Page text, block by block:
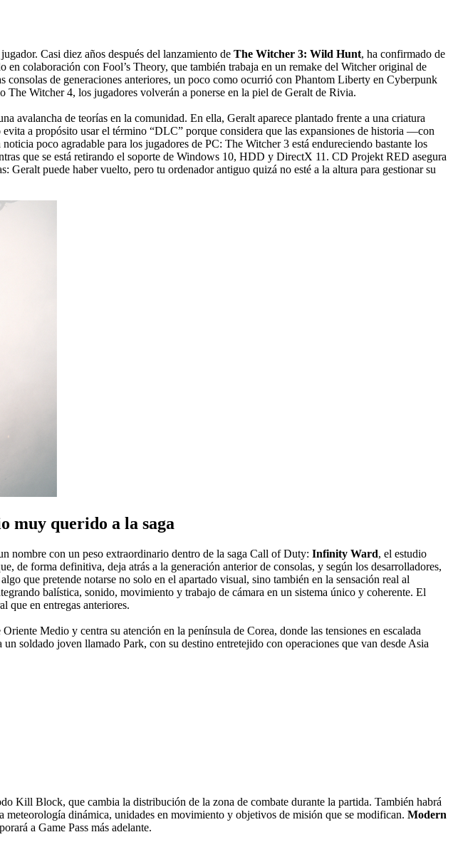
Casi diez años después del lanzamiento de The Witcher 3: Wild Hunt, ha confirmado de
en colaboración con Fool’s Theory, que también trabaja en un remake del Witcher original de
de generaciones anteriores, un poco como ocurrió con Phantom Liberty en Cyberpunk
Witcher 4, los jugadores volverán a ponerse en la piel de Geralt de Rivia.
avalancha de teorías en la comunidad. En ella, Geralt aparece plantado frente a una criatura
a propósito usar el término “DLC” porque considera que las expansiones de historia —con
poco agradable para los jugadores de PC: The Witcher 3 está endureciendo bastante los
que se está retirando el soporte de Windows 10, HDD y DirectX 11. CD Projekt RED asegura
puede haber vuelto, pero tu ordenador antiguo quizá no esté a la altura para gestionar su
muy querido a la saga
nombre con un peso extraordinario dentro de la saga Call of Duty: Infinity Ward, el estudio
de forma definitiva, deja atrás a la generación anterior de consolas, y según los desarrolladores,
que pretende notarse no solo en el apartado visual, sino también en la sensación real al
balística, sonido, movimiento y trabajo de cámara en un sistema único y coherente. El
que en entregas anteriores.
Medio y centra su atención en la península de Corea, donde las tensiones en escalada
soldado joven llamado Park, con su destino entretejido con operaciones que van desde Asia
Kill Block, que cambia la distribución de la zona de combate durante la partida. También habrá
dinámica, unidades en movimiento y objetivos de misión que se modifican. Modern
a Game Pass más adelante.